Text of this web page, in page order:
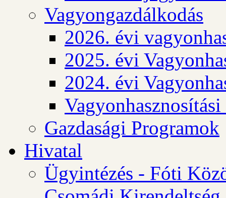
Vagyongazdálkodás
2026. évi
2025. évi
2024. évi
Gazdasági Programok
Hivatal
Ügyintézés - Fóti